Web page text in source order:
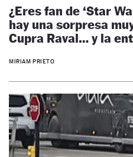
¿Eres fan de ‘Star
hay una sorpresa
Cupra Raval… y la
MIRIAM PRIETO